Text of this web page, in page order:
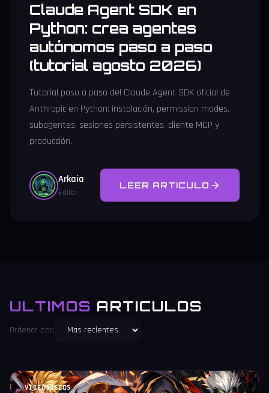
Claude Agent SDK en
Python: crea agentes
autónomos paso a paso
(tutorial agosto 2026)
Tutorial paso a paso del Claude Agent SDK oficial de
Anthropic en Python: instalación, permission modes,
subagentes, sesiones persistentes, cliente MCP y
producción.
Arkaia
Editor
LEER ARTICULO
ULTIMOS ARTICULOS
Ordenar por:
VIDEOJUEGOS